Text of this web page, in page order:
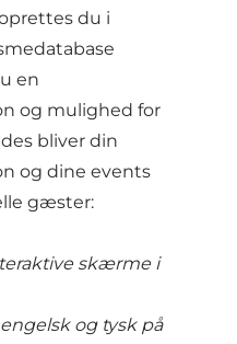
du i
en
og mulighed for
bliver din
og dine events
gæster:
skærme i
og tysk på